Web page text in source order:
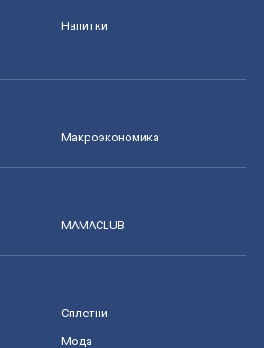
Напитки
Mакроэкономика
MAMACLUB
Сплетни
Мода